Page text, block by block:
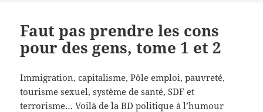
Faut pas prendre les cons
pour des gens, tome 1 et 2
Immigration, capitalisme, Pôle emploi, pauvreté,
tourisme sexuel, système de santé, SDF et
terrorisme… Voilà de la BD politique à l’humour